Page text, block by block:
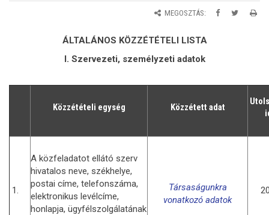
MEGOSZTÁS:
ÁLTALÁNOS KÖZZÉTÉTELI LISTA
I. Szervezeti, személyzeti adatok
Közzétételi egység Közzétett adat
1.
A közfeladatot ellátó szerv
hivatalos neve, székhelye,
postai címe, telefonszáma,
elektronikus levélcíme,
honlapja, ügyfélszolgálatának
Társaságunkra
vonatkozó adatok